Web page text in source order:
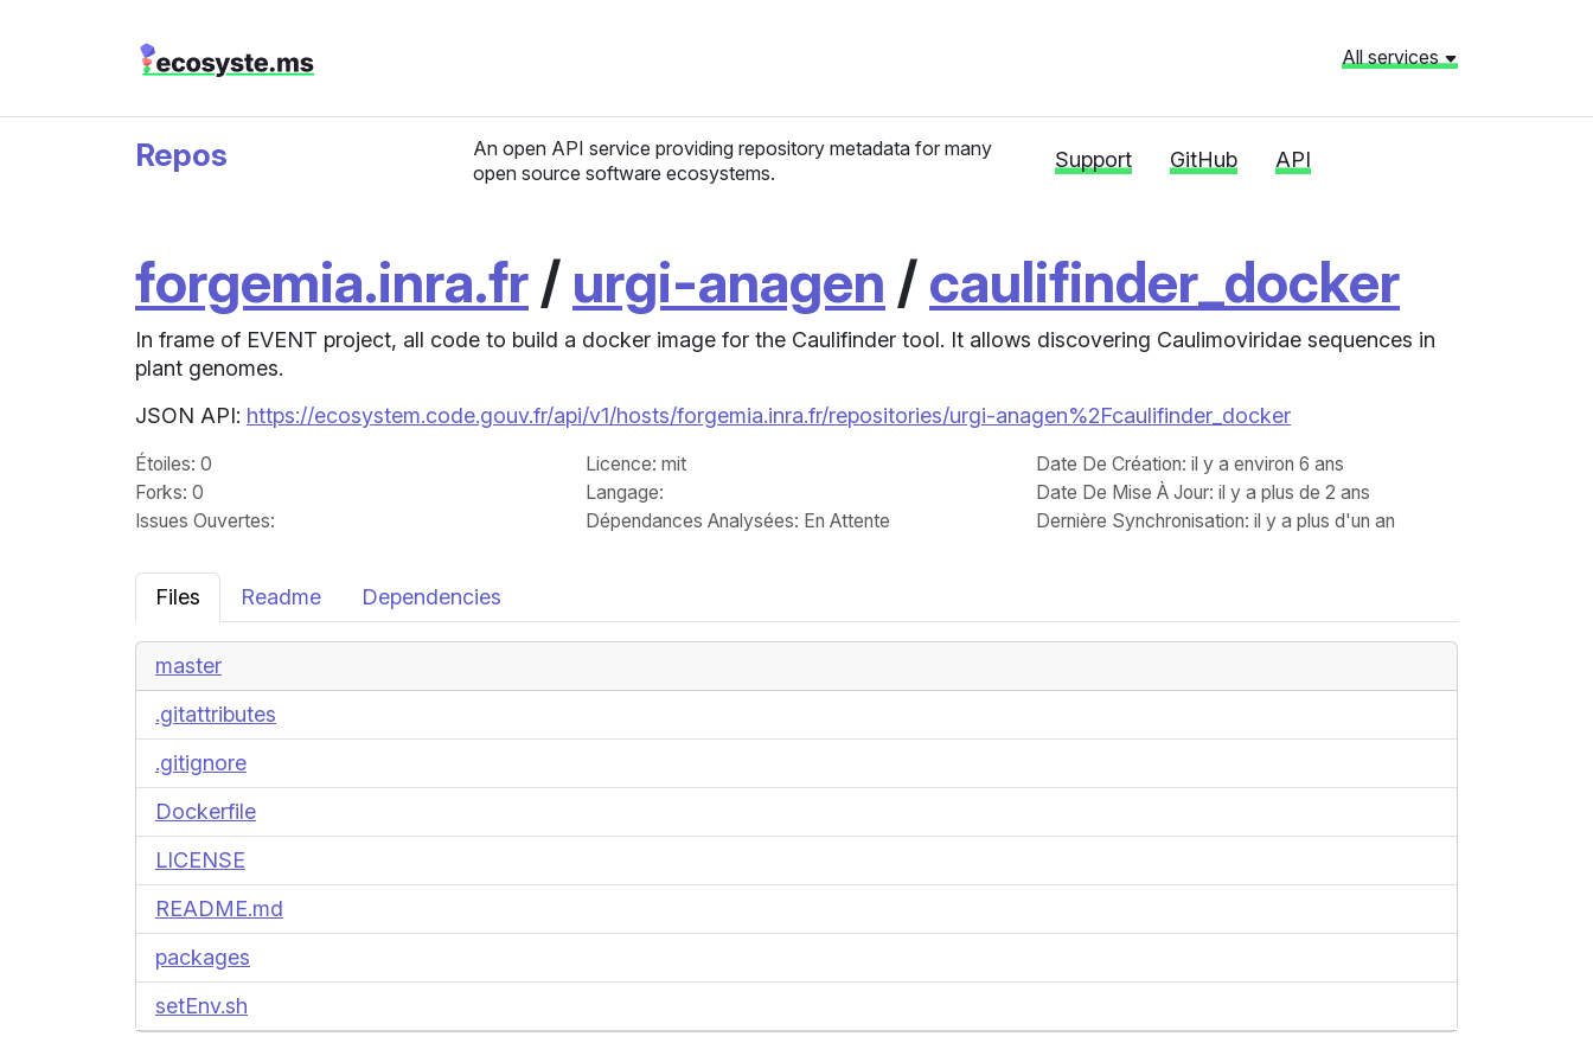
All services
Repos
An open API service providing repository metadata for many
open source software ecosystems.
Support GitHub API
forgemia.inra.fr/ urgi-anagen /caulifinder_docker
In frame of EVENT project, all code to build a docker image for the Caulifinder tool. It allows discovering Caulimoviridae sequences in
plant genomes.
JSON API: https://ecosystem.code.gouv.fr/api/v1/hosts/forgemia.inra.fr/repositories/urgi-anagen%2Fcaulifinder_docker
Étoiles: 0
Forks: 0
Issues Ouvertes:
Licence: mit
Langage:
Dépendances Analysées: En Attente
Date De Création: il y a environ 6 ans
Date De Mise À Jour: il y a plus de 2 ans
Dernière Synchronisation: il y a plus d'un an
Files Readme Dependencies
master
.gitattributes
.gitignore
Dockerfile
LICENSE
README.md
packages
setEnv.sh